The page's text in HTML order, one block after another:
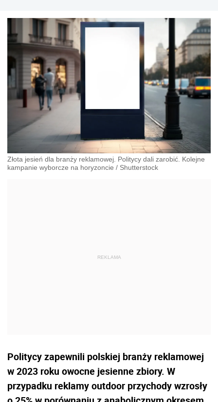
Złota jesień dla branży reklamowej. Politycy dali zarobić. Kolejne
kampanie wyborcze na horyzoncie / Shutterstock
Politycy zapewnili polskiej branży reklamowej
w 2023 roku owocne jesienne zbiory. W
przypadku reklamy outdoor przychody wzrosły